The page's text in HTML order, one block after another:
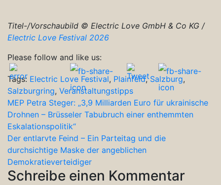
Titel-/Vorschaubild © Electric Love GmbH & Co KG /
Electric Love Festival 2026
Please follow and like us:
Tags: Electric Love Festival, Plainfeld,Salzburg,
Salzburgring, Veranstaltungstipps
Beitragsnavigation
MEP Petra Steger: „3,9 Milliarden Euro für ukrainische
Drohnen – Brüsseler Tabubruch einer enthemmten
Eskalationspolitik“
Der entlarvte Feind – Ein Parteitag und die
durchsichtige Maske der angeblichen
Demokratieverteidiger
Schreibe einen Kommentar